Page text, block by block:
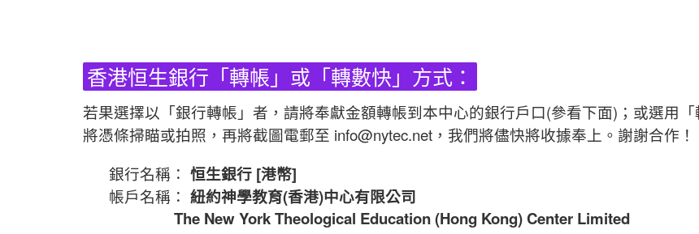
香港恒生銀行「轉帳」或「轉數快」方式：
若果選擇以「銀行轉帳」者，請將奉獻金額轉帳到本中心的銀行戶口(參看下面)；或選用
將憑條掃瞄或拍照，再將截圖電郵至 info@nytec.net，我們將儘快將收據奉上。謝謝合作！
銀行名稱： 恒生銀行 [港幣]
帳戶名稱： 紐約神學教育(香港)中心有限公司
The New York Theological Education (Hong Kong) Center Limited